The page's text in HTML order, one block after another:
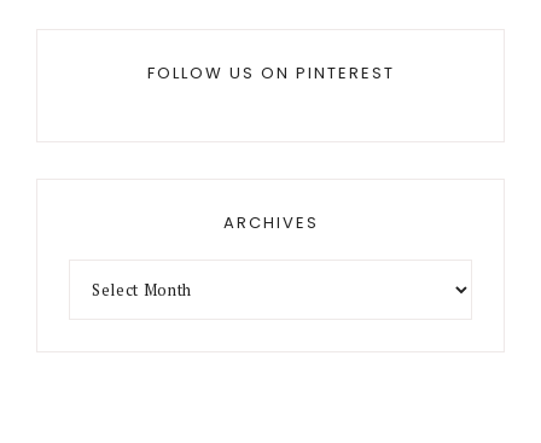
FOLLOW US ON PINTEREST
ARCHIVES